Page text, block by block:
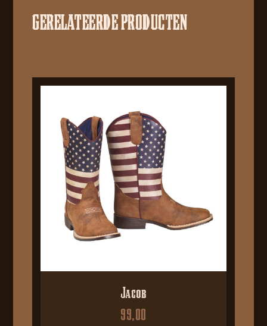
GERELATEERDE PRODUCTEN
Jacob
99,00